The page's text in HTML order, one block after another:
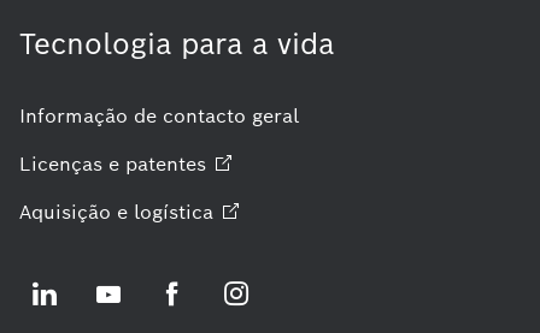
Tecnologia para a vida
Informação de contacto geral
Licenças e patentes
Aquisição e logística